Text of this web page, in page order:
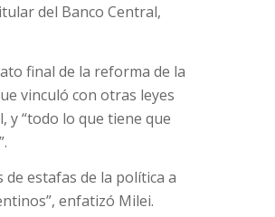
del Banco Central,
final de la reforma de la
vinculó con otras leyes
y “todo lo que tiene que
estafas de la política a
enfatizó Milei.